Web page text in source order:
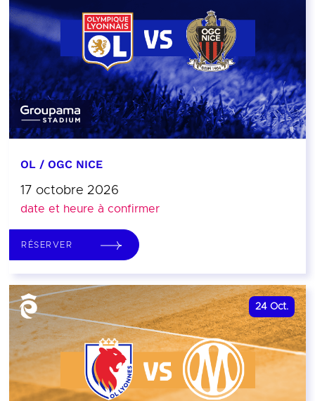
OL / OGC NICE
17 octobre 2026
date et heure à confirmer
RÉSERVER
24 Oct.